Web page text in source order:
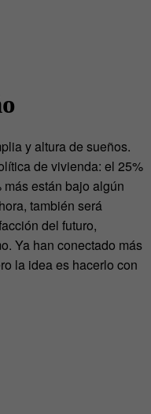
y altura de sueños.
de vivienda: el 25%
están bajo algún
también será
del futuro,
Ya han conectado más
la idea es hacerlo con